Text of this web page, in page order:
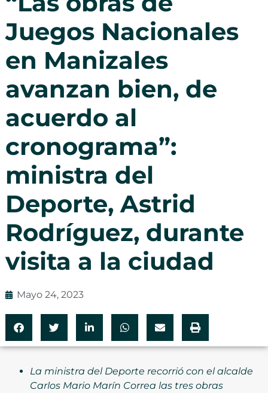
Juegos Nacionales
en Manizales
avanzan bien, de
acuerdo al
cronograma”:
ministra del
Deporte, Astrid
Rodríguez, durante
visita a la ciudad
Mayo 24, 2023
La ministra del Deporte recorrió con el alcalde
Carlos Mario Marín Correa las tres obras